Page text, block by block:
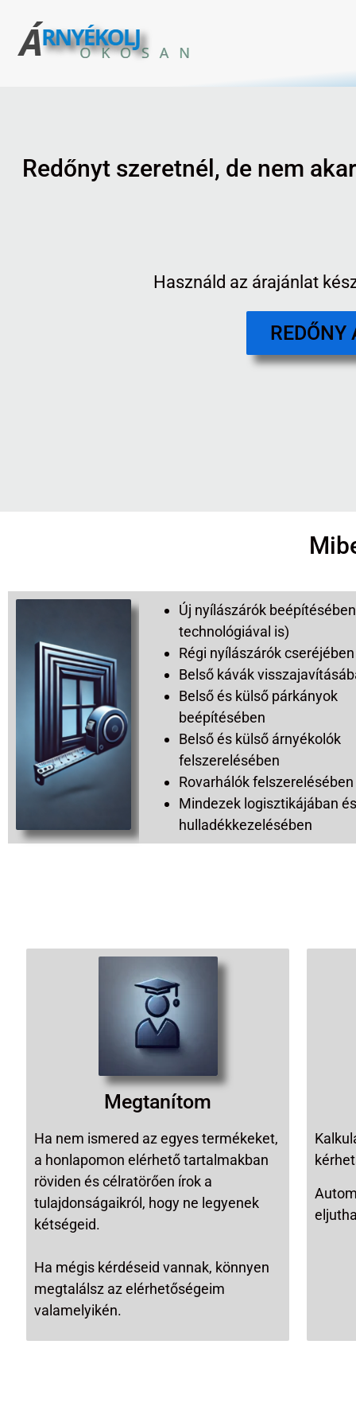
Redőnyt szeretnél, de nem
Használd az árajánlat
Új nyílászárók
technológiával is)
Régi nyílászárók cseréjében
Belső kávák
Belső és külső párkányok
beépítésében
Belső és külső árnyékolók
felszerelésében
Rovarhálók felszerelésében
Mindezek logisztikájában
hulladékkezelésében
Megtanítom
Ha nem ismered az egyes termékeket,
a honlapomon elérhető tartalmakban
röviden és célratörően írok a
tulajdonságaikról, hogy ne legyenek
kétségeid.
Ha mégis kérdéseid vannak, könnyen
megtalálsz az elérhetőségeim
valamelyikén.